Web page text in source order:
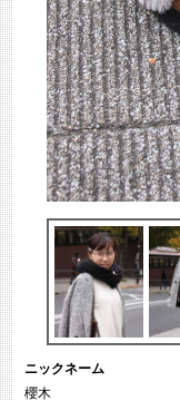
ニックネーム
櫻木